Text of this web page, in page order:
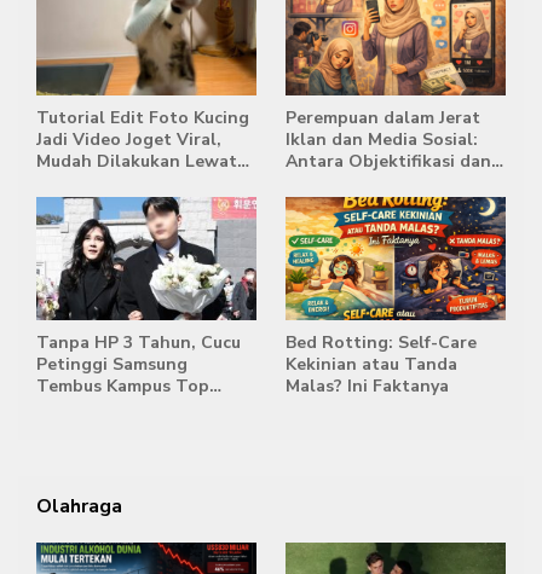
Tutorial Edit Foto Kucing
Jadi Video Joget Viral,
Mudah Dilakukan Lewat
Perempuan dalam Jerat
Iklan dan Media Sosial:
Antara Objektifikasi dan
Tanpa HP 3 Tahun, Cucu
Petinggi Samsung
Tembus Kampus Top
Bed Rotting: Self-Care
Kekinian atau Tanda
Malas? Ini Faktanya
Olahraga